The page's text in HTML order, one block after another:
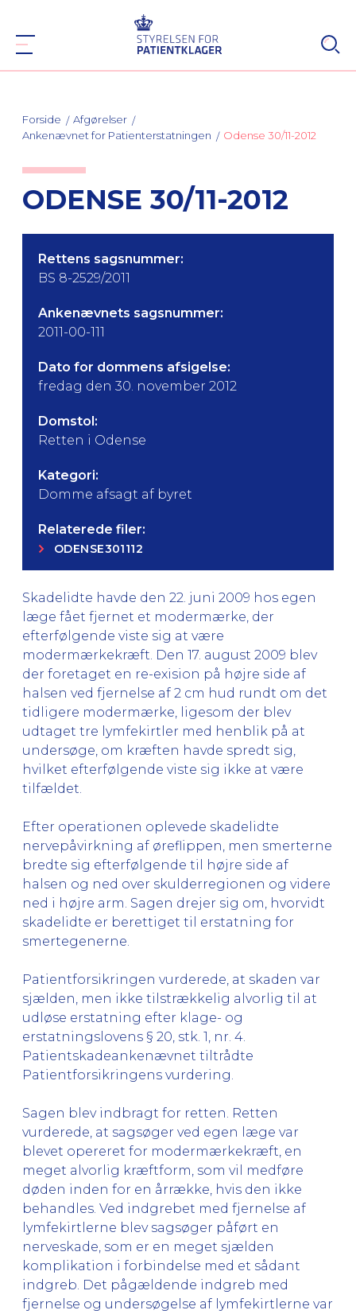
Forside
Afgørelser
Ankenævnet for Patienterstatningen
Odense 30/11-2012
ODENSE 30/11-2012
Rettens sagsnummer:
BS 8-2529/2011
Ankenævnets sagsnummer:
2011-00-111
Dato for dommens afsigelse:
fredag den 30. november 2012
Domstol:
Retten i Odense
Kategori:
Domme afsagt af byret
Relaterede filer:
ODENSE301112
Skadelidte havde den 22. juni 2009 hos egen
læge fået fjernet et modermærke, der
efterfølgende viste sig at være
modermærkekræft. Den 17. august 2009 blev
der foretaget en re-exision på højre side af
halsen ved fjernelse af 2 cm hud rundt om det
tidligere modermærke, ligesom der blev
udtaget tre lymfekirtler med henblik på at
undersøge, om kræften havde spredt sig,
hvilket efterfølgende viste sig ikke at være
tilfældet.
Efter operationen oplevede skadelidte
nervepåvirkning af øreflippen, men smerterne
bredte sig efterfølgende til højre side af
halsen og ned over skulderregionen og videre
ned i højre arm. Sagen drejer sig om, hvorvidt
skadelidte er berettiget til erstatning for
smertegenerne.
Patientforsikringen vurderede, at skaden var
sjælden, men ikke tilstrækkelig alvorlig til at
udløse erstatning efter klage- og
erstatningslovens § 20, stk. 1, nr. 4.
Patientskadeankenævnet tiltrådte
Patientforsikringens vurdering.
Sagen blev indbragt for retten. Retten
vurderede, at sagsøger ved egen læge var
blevet opereret for modermærkekræft, en
meget alvorlig kræftform, som vil medføre
døden inden for en årrække, hvis den ikke
behandles. Ved indgrebet med fjernelse af
lymfekirtlerne blev sagsøger påført en
nerveskade, som er en meget sjælden
komplikation i forbindelse med et sådant
indgreb. Det pågældende indgreb med
fjernelse og undersøgelse af lymfekirtlerne var